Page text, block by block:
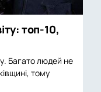
топ-10,
Багато людей не
тому